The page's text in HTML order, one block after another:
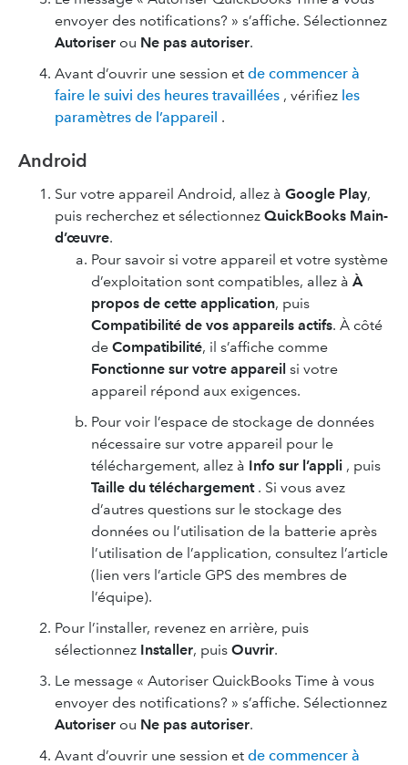
envoyer des notifications? » s’affiche. Sélectionnez
Autoriser ou Ne pas autoriser.
Avant d’ouvrir une session et de commencer à
faire le suivi des heures travaillées , vérifiez les
paramètres de l’appareil .
Android
Sur votre appareil Android, allez à Google Play,
puis recherchez et sélectionnez QuickBooks Main-
d’œuvre.
Pour savoir si votre appareil et votre système
d’exploitation sont compatibles, allez à À
propos de cette application, puis
Compatibilité de vos appareils actifs. À côté
de Compatibilité, il s’affiche comme
Fonctionne sur votre appareil si votre
appareil répond aux exigences.
Pour voir l’espace de stockage de données
nécessaire sur votre appareil pour le
téléchargement, allez à Info sur l’appli , puis
Taille du téléchargement. Si vous avez
d’autres questions sur le stockage des
données ou l’utilisation de la batterie après
l’utilisation de l’application, consultez l’article
(lien vers l’article GPS des membres de
l’équipe).
Pour l’installer, revenez en arrière, puis
sélectionnez Installer, puis Ouvrir.
Le message « Autoriser QuickBooks Time à vous
envoyer des notifications? » s’affiche. Sélectionnez
Autoriser ou Ne pas autoriser.
Avant d’ouvrir une session et de commencer à